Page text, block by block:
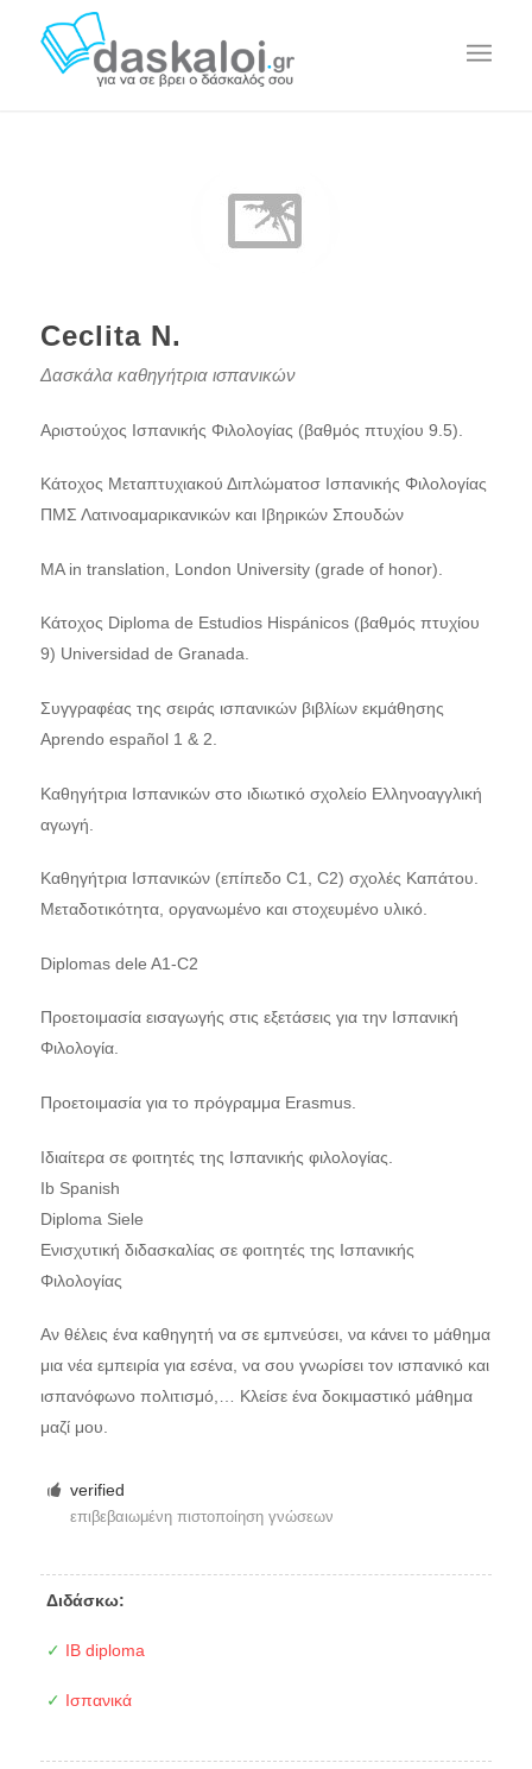
Ceclita N.
Δασκάλα καθηγήτρια ισπανικών
Αριστούχος Ισπανικής Φιλολογίας (βαθμός πτυχίου 9.5).
Κάτοχος Μεταπτυχιακού Διπλώματοσ Ισπανικής Φιλολογίας
ΠΜΣ Λατινοαμαρικανικών και Ιβηρικών Σπουδών
MA in translation, London University (grade of honor).
Κάτοχος Diploma de Estudios Hispánicos (βαθμός πτυχίου
9) Universidad de Granada.
Συγγραφέας της σειράς ισπανικών βιβλίων εκμάθησης
Aprendo español 1 & 2.
Καθηγήτρια Ισπανικών στο ιδιωτικό σχολείο Ελληνοαγγλική
αγωγή.
Καθηγήτρια Ισπανικών (επίπεδο C1, C2) σχολές Καπάτου.
Μεταδοτικότητα, οργανωμένο και στοχευμένο υλικό.
Diplomas dele A1-C2
Προετοιμασία εισαγωγής στις εξετάσεις για την Ισπανική
Φιλολογία.
Προετοιμασία για το πρόγραμμα Erasmus.
Ιδιαίτερα σε φοιτητές της Ισπανικής φιλολογίας.
Ib Spanish
Diploma Siele
Ενισχυτική διδασκαλίας σε φοιτητές της Ισπανικής
Φιλολογίας
Αν θέλεις ένα καθηγητή να σε εμπνεύσει, να κάνει το μάθημα
μια νέα εμπειρία για εσένα, να σου γνωρίσει τον ισπανικό και
ισπανόφωνο πολιτισμό,… Κλείσε ένα δοκιμαστικό μάθημα
μαζί μου.
verified
επιβεβαιωμένη πιστοποίηση γνώσεων
Διδάσκω:
✓ IB diploma
✓ Ισπανικά